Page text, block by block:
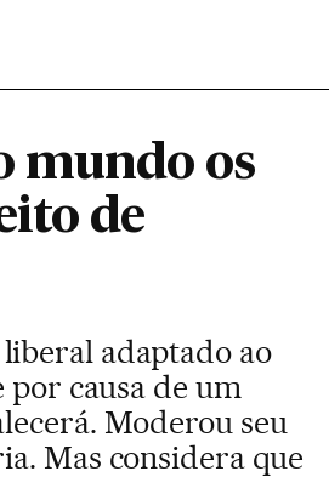
mundo os
de
adaptado ao
por causa de um
Moderou seu
Mas considera que